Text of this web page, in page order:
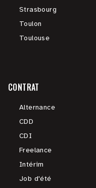
Strasbourg
Toulon
Toulouse
CONTRAT
Alternance
CDD
CDI
Freelance
Intérim
Job d'été